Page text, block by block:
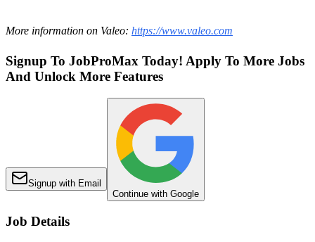
More information on Valeo: https://www.valeo.com
Signup To JobProMax Today! Apply To More Jobs
And Unlock More Features
Signup with Email
Continue with Google
Job Details